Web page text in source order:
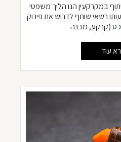
במקרקעין הנו הליך משפטי
רשאי שותף לדרוש את פירוק
(קרקע, מבנה
עוד